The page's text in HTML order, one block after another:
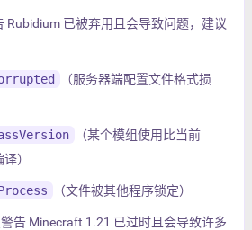
Rubidium 已被弃用且会导致问题，建议
（服务器端配置文件格式损
（某个模组使用比当前
）
（文件被其他程序锁定）
警告 Minecraft 1.21 已过时且会导致许多